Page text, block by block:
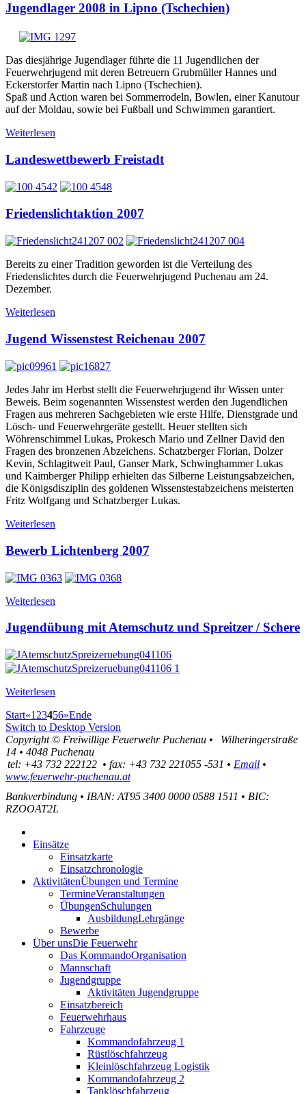
Jugendlager 2008 in Lipno (Tschechien)
Das diesjährige Jugendlager führte die 11 Jugendlichen der
Feuerwehrjugend mit deren Betreuern Grubmüller Hannes und
Eckerstorfer Martin nach Lipno (Tschechien).
Spaß und Action waren bei Sommerrodeln, Bowlen, einer Kanutour
auf der Moldau, sowie bei Fußball und Schwimmen garantiert.
Weiterlesen
Landeswettbewerb Freistadt
Friedenslichtaktion 2007
Bereits zu einer Tradition geworden ist die Verteilung des
Friedenslichtes durch die Feuerwehrjugend Puchenau am 24.
Dezember.
Weiterlesen
Jugend Wissenstest Reichenau 2007
Jedes Jahr im Herbst stellt die Feuerwehrjugend ihr Wissen unter
Beweis. Beim sogenannten Wissenstest werden den Jugendlichen
Fragen aus mehreren Sachgebieten wie erste Hilfe, Dienstgrade und
Lösch- und Feuerwehrgeräte gestellt. Heuer stellten sich
Wöhrenschimmel Lukas, Prokesch Mario und Zellner David den
Fragen des bronzenen Abzeichens. Schatzberger Florian, Dolzer
Kevin, Schlagitweit Paul, Ganser Mark, Schwinghammer Lukas
und Kaimberger Philipp erhielten das Silberne Leistungsabzeichen,
die Königsdisziplin des goldenen Wissenstestabzeichens meisterten
Fritz Wolfgang und Schatzberger Lukas.
Weiterlesen
Bewerb Lichtenberg 2007
Weiterlesen
Jugendübung mit Atemschutz und Spreitzer / Schere
Weiterlesen
Start«1 23456»Ende
Switch to Desktop Version
Copyright © Freiwillige Feuerwehr Puchenau •
Wilheringerstraße
14 • 4048 Puchenau
tel: +43 732 222122 • fax: +43 732 221055 -531 • Email •
www.feuerwehr-puchenau.at
Bankverbindung • IBAN: AT95 3400 0000 0588 1511 • BIC:
RZOOAT2L
Einsätze
Einsatzkarte
Einsatzchronologie
AktivitätenÜbungen und Termine
TermineVeranstaltungen
ÜbungenSchulungen
AusbildungLehrgänge
Bewerbe
Über unsDie Feuerwehr
Das KommandoOrganisation
Mannschaft
Jugendgruppe
Aktivitäten Jugendgruppe
Einsatzbereich
Feuerwehrhaus
Fahrzeuge
Kommandofahrzeug 1
Rüstlöschfahrzeug
Kleinlöschfahrzeug Logistik
Kommandofahrzeug 2
Tanklöschfahrzeug